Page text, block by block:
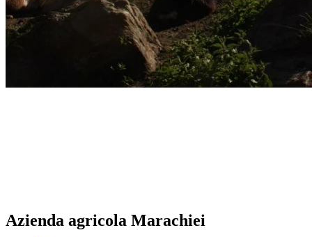
Azienda agricola Marachiei